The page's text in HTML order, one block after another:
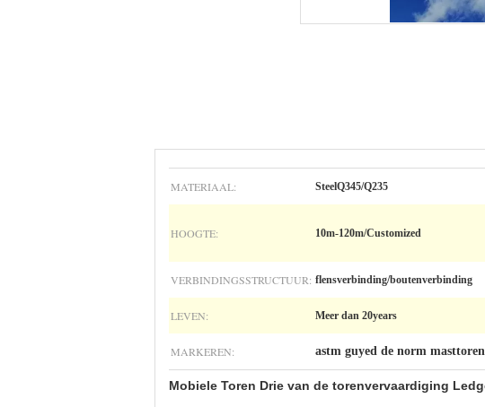
MATERIAAL: SteelQ345/Q235
HOOGTE: 10m-120m/Customized
VERBINDINGSSTRUCTUUR: flensverbinding/boutenverbinding
LEVEN: Meer dan 20years
MARKEREN: astm guyed de norm masttoren
Mobiele Toren Drie van de torenvervaardiging